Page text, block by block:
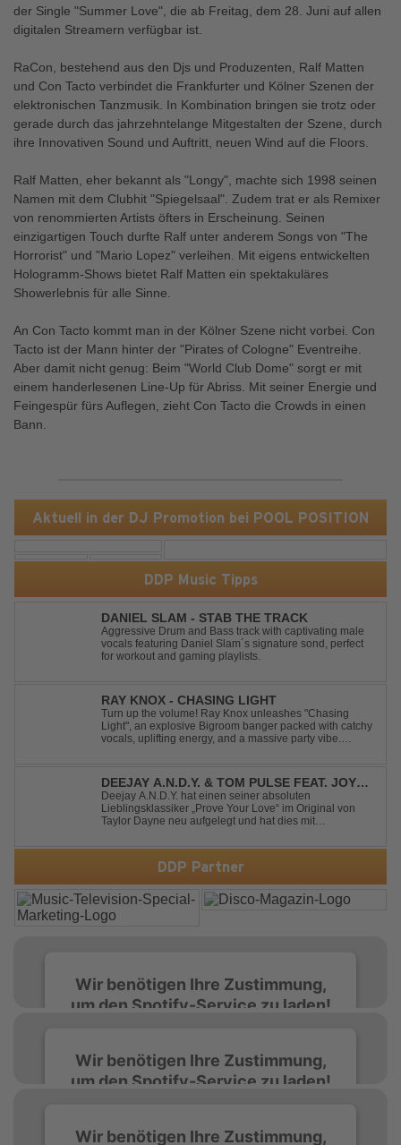
Aktuell in der DJ Promotion bei POOL POSITION
DDP Music Tipps
DANIEL SLAM - STAB THE TRACK
Aggressive Drum and Bass track with captivating male
vocals featuring Daniel Slam´s signature sond, perfect
for workout and gaming playlists.
RAY KNOX - CHASING LIGHT
Turn up the volume! Ray Knox unleashes "Chasing
Light", an explosive Bigroom banger packed with catchy
vocals, uplifting energy, and a massive party vibe.
DEEJAY A.N.D.Y. & TOM PULSE FEAT. JOY
ANDERSEN - PROVE YOUR LOVE
Deejay A.N.D.Y. hat einen seiner absoluten
Lieblingsklassiker „Prove Your Love“ im Original von
Taylor Dayne neu aufgelegt und hat dies mit
Sängerin Joy Andersen getan. Der frische Sound für
einen weltweit bekannten Hit animiert direkt wieder zum
DDP Partner
Wir benötigen Ihre Zustimmung,
um den Spotify-Service zu laden!
einzubetten. Dieser Service kann Daten zu
Ihren Aktivitäten sammeln. Bitte lesen Sie die
Wir benötigen Ihre Zustimmung,
um den Spotify-Service zu laden!
Wir benötigen Ihre Zustimmung,
der Single "Summer Love", die ab Freitag, dem 28. Juni auf allen
digitalen Streamern verfügbar ist.
RaCon, bestehend aus den Djs und Produzenten, Ralf Matten
und Con Tacto verbindet die Frankfurter und Kölner Szenen der
elektronischen Tanzmusik. In Kombination bringen sie trotz oder
gerade durch das jahrzehntelange Mitgestalten der Szene, durch
ihre Innovativen Sound und Auftritt, neuen Wind auf die Floors.
Ralf Matten, eher bekannt als "Longy", machte sich 1998 seinen
Namen mit dem Clubhit "Spiegelsaal". Zudem trat er als Remixer
von renommierten Artists öfters in Erscheinung. Seinen
einzigartigen Touch durfte Ralf unter anderem Songs von "The
Horrorist" und "Mario Lopez" verleihen. Mit eigens entwickelten
Hologramm-Shows bietet Ralf Matten ein spektakuläres
Showerlebnis für alle Sinne.
An Con Tacto kommt man in der Kölner Szene nicht vorbei. Con
Tacto ist der Mann hinter der "Pirates of Cologne" Eventreihe.
Aber damit nicht genug: Beim "World Club Dome" sorgt er mit
einem handerlesenen Line-Up für Abriss. Mit seiner Energie und
Feingespür fürs Auflegen, zieht Con Tacto die Crowds in einen
Bann.